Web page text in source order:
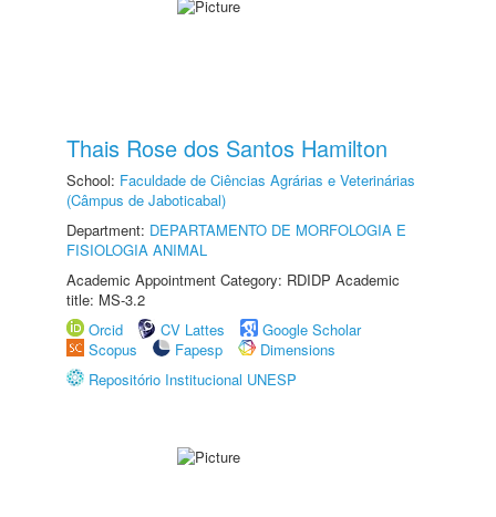
Thais Rose dos Santos Hamilton
School: Faculdade de Ciências Agrárias e Veterinárias
(Câmpus de Jaboticabal)
Department: DEPARTAMENTO DE MORFOLOGIA E
FISIOLOGIA ANIMAL
Academic Appointment Category: RDIDP Academic
title: MS-3.2
Orcid
CV Lattes
Google Scholar
Scopus
Fapesp
Dimensions
Repositório Institucional UNESP